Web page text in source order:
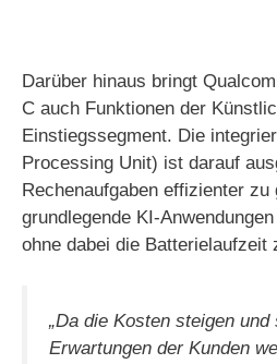
Darüber hinaus bringt
C auch Funktionen der
Einstiegssegment. Die
Processing Unit) ist darauf
Rechenaufgaben effizienter zu
grundlegende KI-
ohne dabei die Batterielaufzeit
„Da die Kosten steigen und
Erwartungen der Kunden